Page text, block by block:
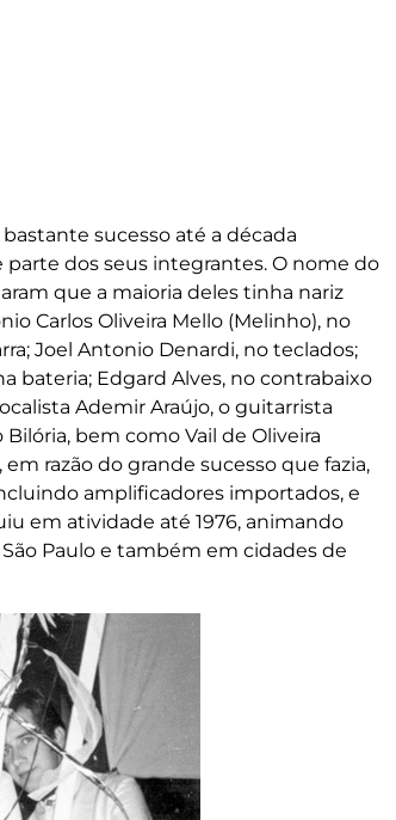
sucesso até a década
dos seus integrantes. O nome do
que a maioria deles tinha nariz
Carlos Oliveira Mello (Melinho), no
Joel Antonio Denardi, no teclados;
bateria; Edgard Alves, no contrabaixo
Ademir Araújo, o guitarrista
bem como Vail de Oliveira
razão do grande sucesso que fazia,
amplificadores importados, e
em atividade até 1976, animando
Paulo e também em cidades de